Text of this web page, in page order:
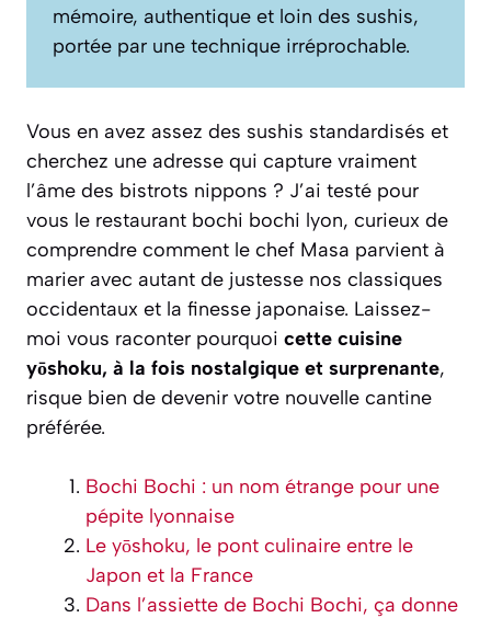
mémoire, authentique et loin des sushis,
portée par une technique irréprochable.
Vous en avez assez des sushis standardisés et
cherchez une adresse qui capture vraiment
l’âme des bistrots nippons ? J’ai testé pour
vous le restaurant bochi bochi lyon, curieux de
comprendre comment le chef Masa parvient à
marier avec autant de justesse nos classiques
occidentaux et la finesse japonaise. Laissez-
moi vous raconter pourquoi cette cuisine
yōshoku, à la fois nostalgique et surprenante,
risque bien de devenir votre nouvelle cantine
préférée.
Bochi Bochi : un nom étrange pour une
pépite lyonnaise
Le yōshoku, le pont culinaire entre le
Japon et la France
Dans l’assiette de Bochi Bochi, ça donne